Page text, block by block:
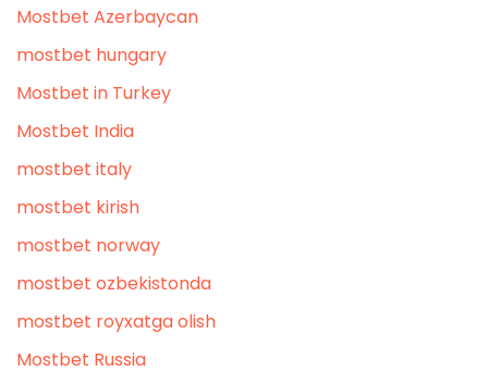
Mostbet Azerbaycan
mostbet hungary
Mostbet in Turkey
Mostbet India
mostbet italy
mostbet kirish
mostbet norway
mostbet ozbekistonda
mostbet royxatga olish
Mostbet Russia